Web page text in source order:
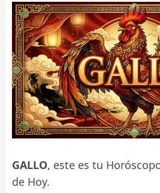
GALLO, este es tu
de Hoy.